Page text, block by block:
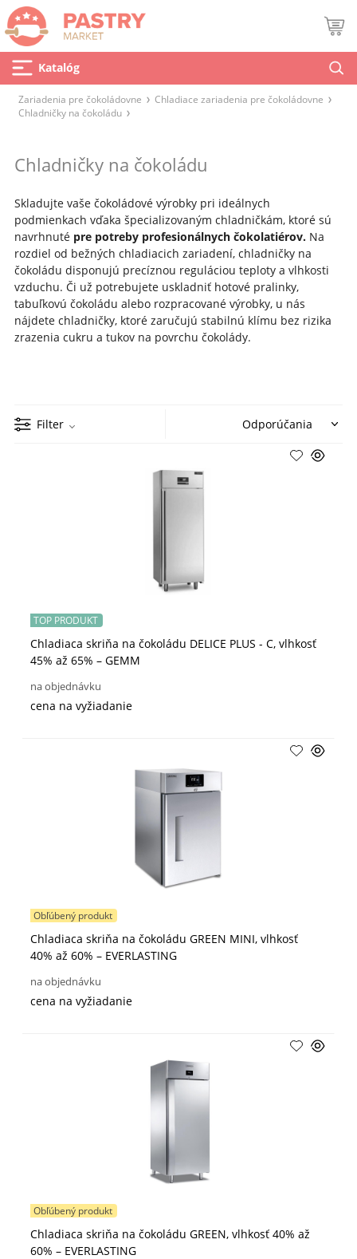
Katalóg
Zariadenia pre čokoládovne
Chladiace zariadenia pre čokoládovne
Chladničky na čokoládu
Chladničky na čokoládu
Skladujte vaše čokoládové výrobky pri ideálnych
podmienkach vďaka špecializovaným chladničkám, ktoré sú
navrhnuté pre potreby profesionálnych čokolatiérov.Na
rozdiel od bežných chladiacich zariadení, chladničky na
čokoládu disponujú precíznou reguláciou teploty a vlhkosti
vzduchu. Či už potrebujete uskladniť hotové pralinky,
tabuľkovú čokoládu alebo rozpracované výrobky, u nás
nájdete chladničky, ktoré zaručujú stabilnú klímu bez rizika
zrazenia cukru a tukov na povrchu čokolády.
Filter
Chladiaca skriňa na čokoládu DELICE PLUS - C, vlhkosť
45% až 65% – GEMM
TOP PRODUKT
na objednávku
cena na vyžiadanie
Chladiaca skriňa na čokoládu GREEN MINI, vlhkosť
40% až 60% – EVERLASTING
Obľúbený produkt
na objednávku
cena na vyžiadanie
Chladiaca skriňa na čokoládu GREEN, vlhkosť 40% až
60% – EVERLASTING
Obľúbený produkt